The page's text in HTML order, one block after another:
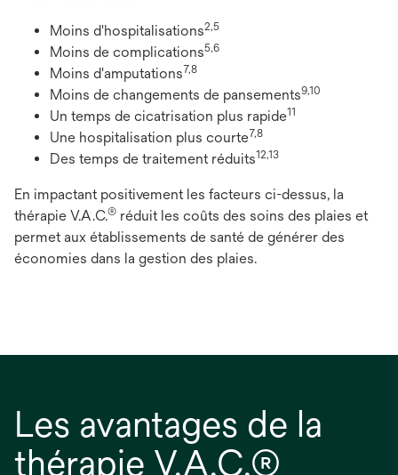
Moins d'hospitalisations2,5
Moins de complications5,6
Moins d'amputations7,8
Moins de changements de pansements9,10
Un temps de cicatrisation plus rapide11
Une hospitalisation plus courte7,8
Des temps de traitement réduits12,13
En impactant positivement les facteurs ci-dessus, la
thérapie V.A.C.® réduit les coûts des soins des plaies et
permet aux établissements de santé de générer des
économies dans la gestion des plaies.
Les avantages de la
thérapie V.A.C.®